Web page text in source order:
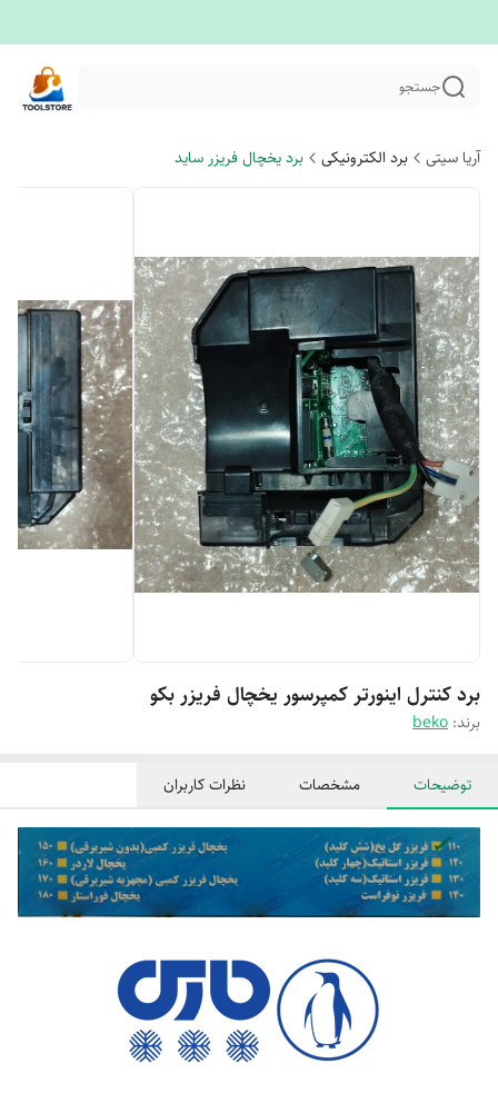
جستجو
آریا سیتی برد الکترونیکی برد یخچال فریزر ساید
برد کنترل اینورتر کمپرسور یخچال فریزر بکو
برند: beko
توضیحات مشخصات نظرات کاربران